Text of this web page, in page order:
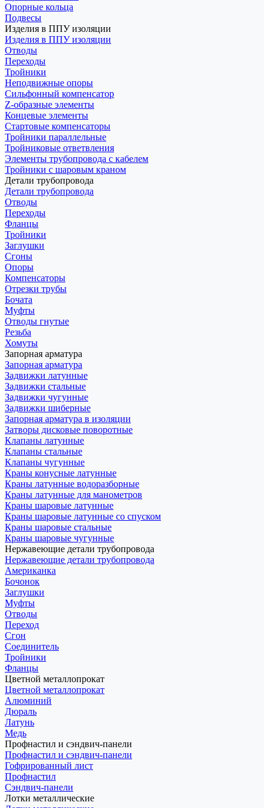
Опорные кольца
Подвесы
Изделия в ППУ изоляции
Изделия в ППУ изоляции
Отводы
Переходы
Тройники
Неподвижные опоры
Cильфонный компенсатор
Z-образные элементы
Концевые элементы
Стартовые компенсаторы
Тройники параллельные
Тройниковые ответвления
Элементы трубопровода с кабелем
Тройники с шаровым краном
Детали трубопровода
Детали трубопровода
Отводы
Переходы
Фланцы
Тройники
Заглушки
Сгоны
Опоры
Компенсаторы
Отрезки трубы
Бочата
Муфты
Отводы гнутые
Резьба
Хомуты
Запорная арматура
Запорная арматура
Задвижки латунные
Задвижки стальные
Задвижки чугунные
Задвижки шиберные
Запорная арматура в изоляции
Затворы дисковые поворотные
Клапаны латунные
Клапаны стальные
Клапаны чугунные
Краны конусные латунные
Краны латунные водоразборные
Краны латунные для манометров
Краны шаровые латунные
Краны шаровые латунные со спуском
Краны шаровые стальные
Краны шаровые чугунные
Нержавеющие детали трубопровода
Нержавеющие детали трубопровода
Американка
Бочонок
Заглушки
Муфты
Отводы
Переход
Сгон
Соединитель
Тройники
Фланцы
Цветной металлопрокат
Цветной металлопрокат
Алюминий
Дюраль
Латунь
Медь
Профнастил и сэндвич-панели
Профнастил и сэндвич-панели
Гофрированный лист
Профнастил
Сэндвич-панели
Лотки металлические